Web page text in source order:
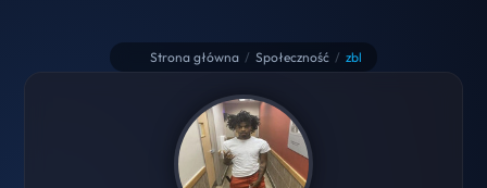
Strona główna / Społeczność / zbl